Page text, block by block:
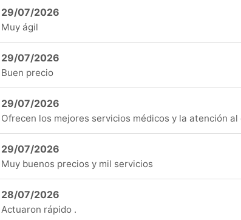
29/07/2026
Muy ágil
29/07/2026
Buen precio
29/07/2026
Ofrecen los mejores servicios médicos y la atención
29/07/2026
Muy buenos precios y mil servicios
28/07/2026
Actuaron rápido .